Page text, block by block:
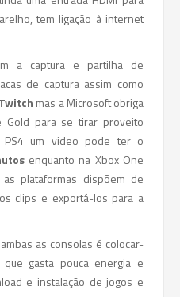
tem ligação à internet
a captura e partilha de
de captura assim como
Twitch mas a Microsoft obriga
Gold para se tirar proveito
PS4 um video pode ter o
enquanto na Xbox One
plataformas dispõem de
clips e exportá-los para a
as consolas é colocar-
gasta pouca energia e
e instalação de jogos e